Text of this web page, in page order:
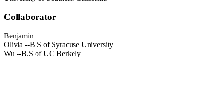
Collaborator
Benjamin
Olivia --B.S of Syracuse University
Wu --B.S of UC Berkely